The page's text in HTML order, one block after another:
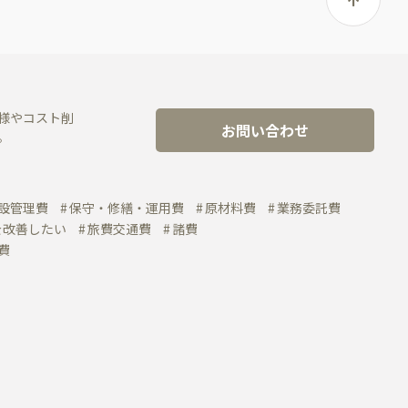
やコスト削
お問い合わせ
管理費 保守・修繕・運用費 原材料費
業務委託費
善したい
旅費交通費
諸費